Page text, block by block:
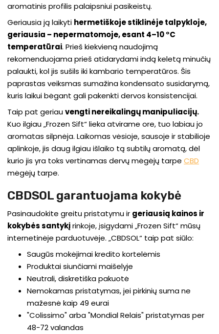
aromatinis profilis palaipsniui pasikeistų.
Geriausia ją laikyti hermetiškoje stiklinėje talpykloje,
geriausia – nepermatomoje, esant 4–10 °C
temperatūrai. Prieš kiekvieną naudojimą
rekomenduojama prieš atidarydami indą keletą minučių
palaukti, kol jis sušils iki kambario temperatūros. Šis
paprastas veiksmas sumažina kondensato susidarymą,
kuris laikui bėgant gali pakenkti dervos konsistencijai.
Taip pat geriauvengti nereikalingų manipuliacijų.
Kuo ilgiau „Frozen Sift“ lieka atvirame ore, tuo labiau jo
aromatas silpnėja. Laikomas vėsioje, sausoje ir stabilioje
aplinkoje, jis daug ilgiau išlaiko tą subtilų aromatą, dėl
kurio jis yra toks vertinamas dervų mėgėjų tarpe CBD
mėgėjų tarpe.
CBDSOL garantuojama kokybė
Pasinaudokite greitu pristatymu ir geriausią kainos ir
kokybės santykįrinkoje, įsigydami „Frozen Sift“ mūsų
internetinėje parduotuvėje. „CBDSOL“ taip pat siūlo:
Saugūs mokėjimai kredito kortelėmis
Produktai siunčiami maišelyje
Neutrali, diskretiška pakuotė
Nemokamas pristatymas, jei pirkinių suma ne
mažesnė kaip 49 eurai
"Colissimo" arba "Mondial Relais" pristatymas per
48-72 valandas